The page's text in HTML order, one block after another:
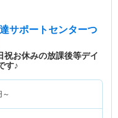
サポートセンターつ
祝お休みの放課後等デイ
す♪
～